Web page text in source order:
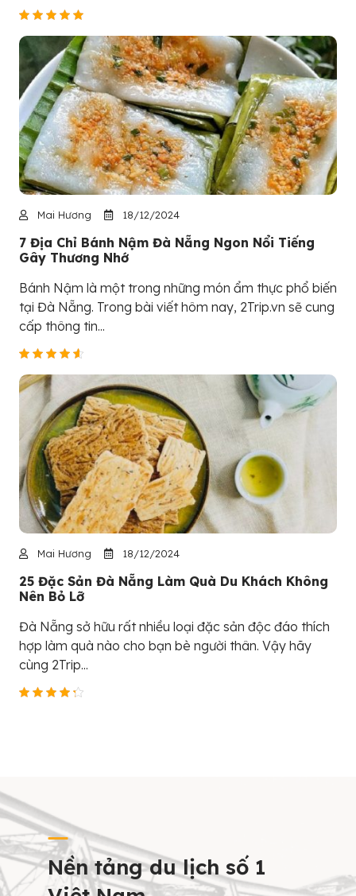
Mai Hương 18/12/2024
7 Địa Chỉ Bánh Nậm Đà Nẵng Ngon Nổi Tiếng
Gây Thương Nhớ
Bánh Nậm là một trong những món ẩm thực phổ biến
tại Đà Nẵng. Trong bài viết hôm nay, 2Trip.vn sẽ cung
cấp thông tin...
Mai Hương 18/12/2024
25 Đặc Sản Đà Nẵng Làm Quà Du Khách Không
Nên Bỏ Lỡ
Đà Nẵng sở hữu rất nhiều loại đặc sản độc đáo thích
hợp làm quà nào cho bạn bè người thân. Vậy hãy
cùng 2Trip...
Nền tảng du lịch số 1